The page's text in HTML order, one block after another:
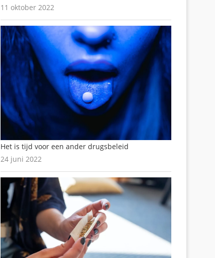
11 oktober 2022
Het is tijd voor een ander drugsbeleid
24 juni 2022